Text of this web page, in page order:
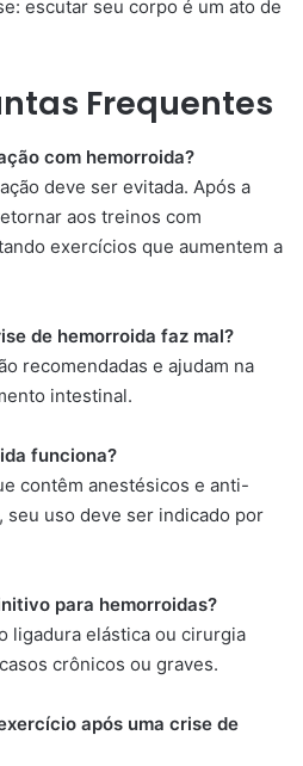
escutar seu corpo é um ato de
Frequentes
com hemorroida?
deve ser evitada. Após a
aos treinos com
exercícios que aumentem a
de hemorroida faz mal?
recomendadas e ajudam na
intestinal.
funciona?
contêm anestésicos e anti-
seu uso deve ser indicado por
para hemorroidas?
ligadura elástica ou cirurgia
crônicos ou graves.
após uma crise de